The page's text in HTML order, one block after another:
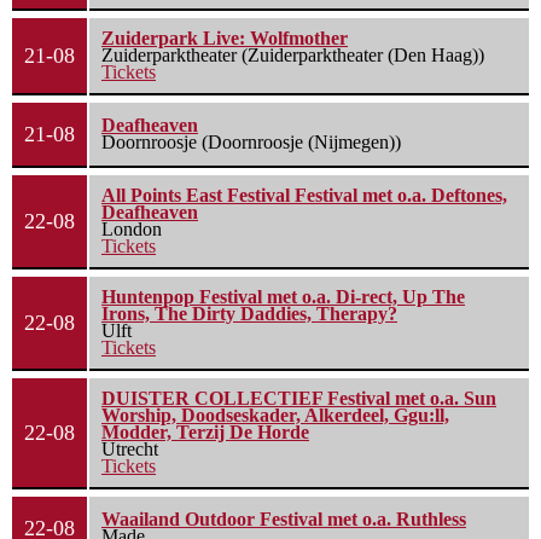
21-08
Zuiderpark Live: Wolfmother
Zuiderparktheater (Zuiderparktheater (Den Haag))
Tickets
21-08
Deafheaven
Doornroosje (Doornroosje (Nijmegen))
22-08
All Points East Festival Festival met o.a. Deftones,
Deafheaven
London
Tickets
22-08
Huntenpop Festival met o.a. Di-rect, Up The
Irons, The Dirty Daddies, Therapy?
Ulft
Tickets
22-08
DUISTER COLLECTIEF Festival met o.a. Sun
Worship, Doodseskader, Alkerdeel, Ggu:ll,
Modder, Terzij De Horde
Utrecht
Tickets
22-08
Waailand Outdoor Festival met o.a. Ruthless